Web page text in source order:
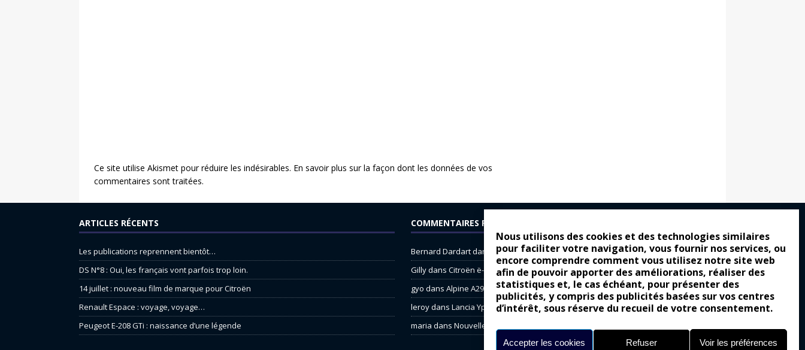
Nous utilisons des cookies et des technologies similaires
pour faciliter votre navigation, vous fournir nos services, ou
encore comprendre comment vous utilisez notre site web
afin de pouvoir apporter des améliorations, réaliser des
statistiques et, le cas échéant, pour présenter des
publicités, y compris des publicités basées sur vos centres
d’intérêt, sous réserve du recueil de votre consentement.
Accepter les cookies Refuser Voir les préférences
Ce site utilise Akismet pour réduire les indésirables. En savoir plus sur la façon dont les données de vos
commentaires sont traitées.
ARTICLES RÉCENTS
Les publications reprennent bientôt…
DS N°8 : Oui, les français vont parfois trop loin.
14 juillet : nouveau film de marque pour Citroën
Renault Espace : voyage, voyage…
Peugeot E-208 GTi : naissance d’une légende
COMMENTAIRES RÉCENTS
Bernard Dardartdans
Dacia Sandero : pour les gens vrais
Gillydans Citroën ë-C3 : la révolution a commencé
gyo dans Alpine A290 : L’irrésistible attraction de la légèreté
leroydans Lancia Ypsilon : naturellement envoûtante ?
maria dans Nouvelle Opel Corsa : Yes of Corsa !